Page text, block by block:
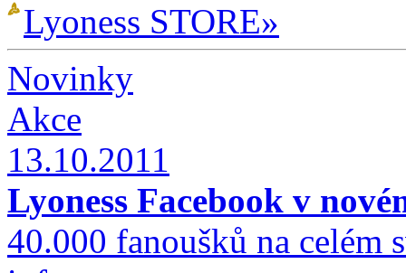
Lyoness STORE»
Novinky
Akce
13.10.2011
Lyoness Facebook v
40.000 fanoušků na